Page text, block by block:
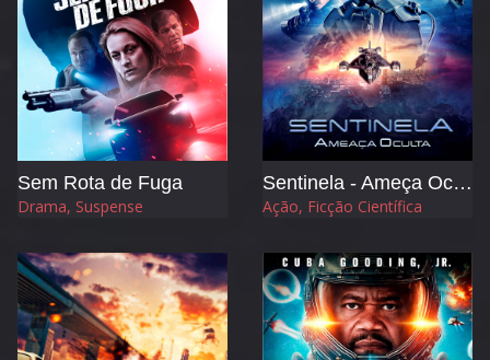
Sem Rota de Fuga
Drama, Suspense
Sentinela - Ameça Oculta
Ação, Ficção Científica